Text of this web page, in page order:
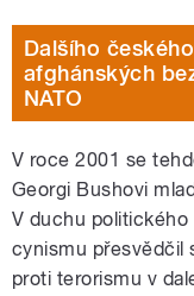
Dalšího
afghánských
NATO
V roce 2001 se
Georgi Bushovi
V duchu politického
cynismu přesvědčil
proti terorismu v